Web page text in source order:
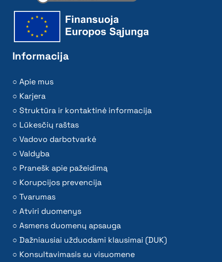
Informacija
Apie mus
Karjera
Struktūra ir kontaktinė informacija
Lūkesčių raštas
Vadovo darbotvarkė
Valdyba
Pranešk apie pažeidimą
Korupcijos prevencija
Tvarumas
Atviri duomenys
Asmens duomenų apsauga
Dažniausiai užduodami klausimai (DUK)
Konsultavimasis su visuomene